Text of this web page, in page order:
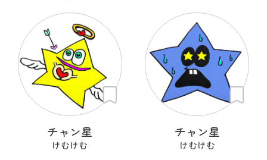
チャン星
けむけむ
チャン星
けむけむ